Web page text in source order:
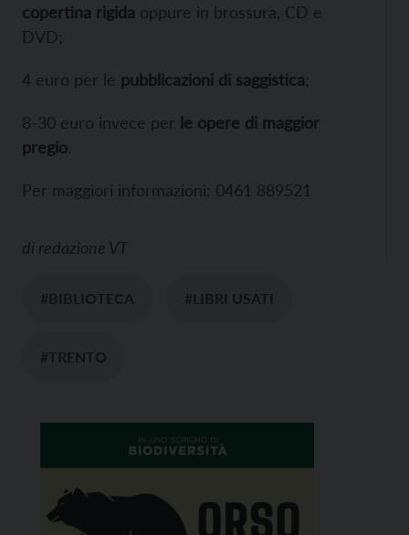
copertina rigida oppure in brossura, CD e
DVD;
4 euro per le pubblicazioni di saggistica;
8-30 euro invece per le opere di maggior
pregio.
Per maggiori informazioni: 0461 889521
di redazione VT
#BIBLIOTECA #LIBRI USATI
#TRENTO